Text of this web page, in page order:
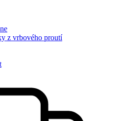
z vrbového proutí